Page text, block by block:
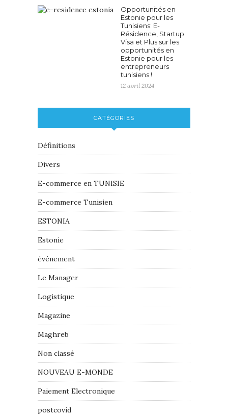
Opportunités en
Estonie pour les
Tunisiens: E-
Résidence, Startup
Visa et Plus sur les
opportunités en
Estonie pour les
entrepreneurs
tunisiens !
12 avril 2024
CATÉGORIES
Définitions
Divers
E-commerce en TUNISIE
E-commerce Tunisien
ESTONIA
Estonie
événement
Le Manager
Logistique
Magazine
Maghreb
Non classé
NOUVEAU E-MONDE
Paiement Electronique
postcovid